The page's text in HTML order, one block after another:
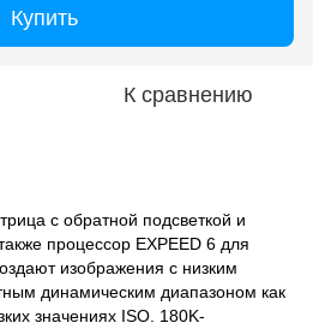
Купить
К сравнению
с обратной подсветкой и
процессор EXPEED 6 для
изображения с низким
динамическим диапазоном как
значениях ISO. 180K-